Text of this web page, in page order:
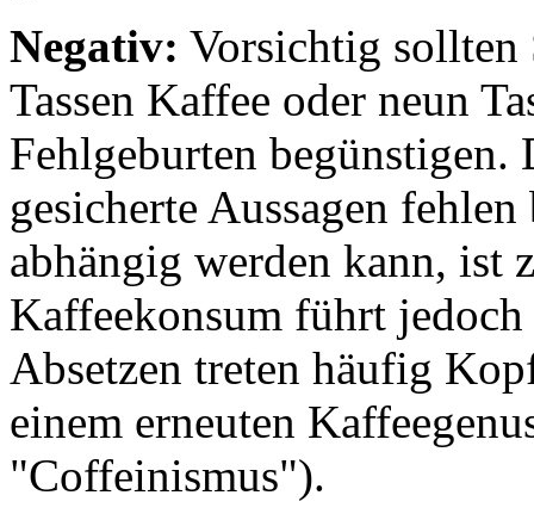
Negativ: Vorsichtig sollten
Tassen Kaffee oder neun
Fehlgeburten
gesicherte Aussagen
abhängig werden kann, ist
Kaffeekonsum führt
Absetzen treten häufig
einem erneuten
"Coffeinismus").